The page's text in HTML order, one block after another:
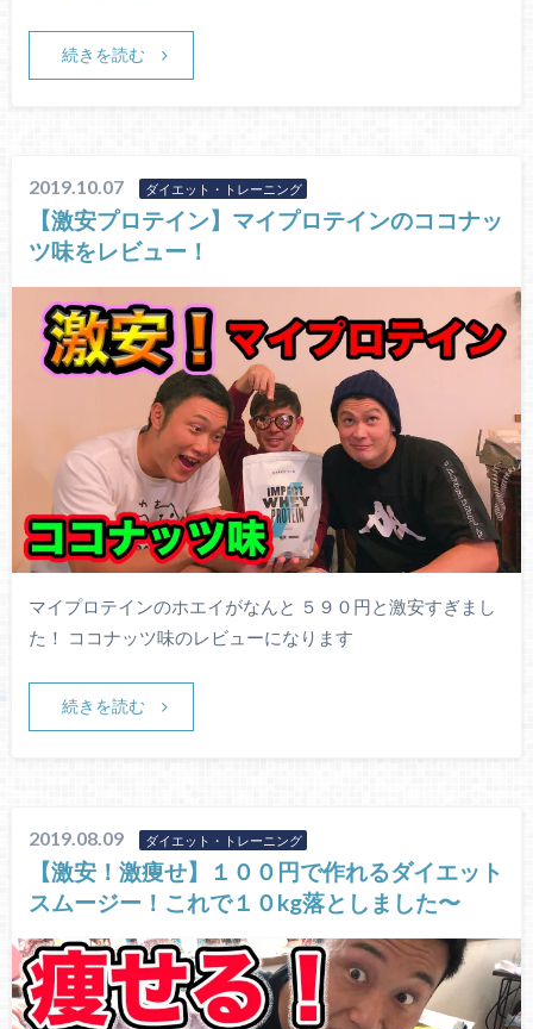
続きを読む
2019.10.07 ダイエット・トレーニング
【激安プロテイン】マイプロテインのココナッ
ツ味をレビュー！
マイプロテインのホエイがなんと ５９０円と激安すぎまし
た！ ココナッツ味のレビューになります
続きを読む
2019.08.09 ダイエット・トレーニング
【激安！激痩せ】１００円で作れるダイエット
スムージー！これで１０kg落としました〜